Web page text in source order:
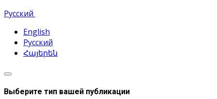
Русский
English
Русский
Հայերեն
Выберите тип вашей публикации